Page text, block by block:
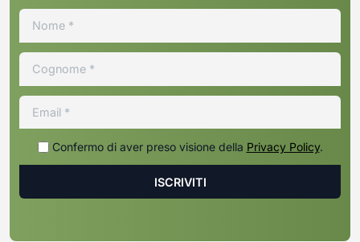
Confermo di aver preso visione della Privacy Policy.